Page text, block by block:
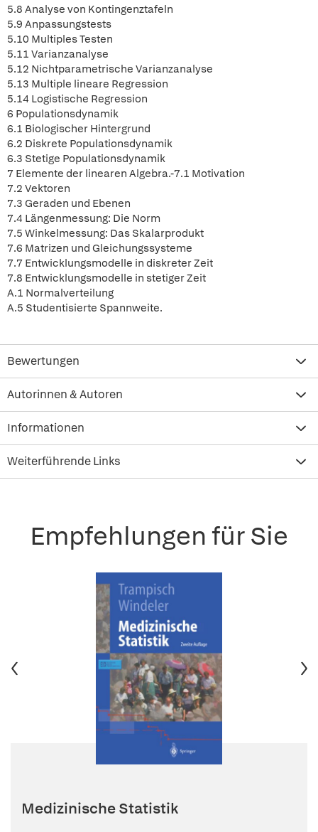
5.8 Analyse von Kontingenztafeln
5.9 Anpassungstests
5.10 Multiples Testen
5.11 Varianzanalyse
5.12 Nichtparametrische Varianzanalyse
5.13 Multiple lineare Regression
5.14 Logistische Regression
6 Populationsdynamik
6.1 Biologischer Hintergrund
6.2 Diskrete Populationsdynamik
6.3 Stetige Populationsdynamik
7 Elemente der linearen Algebra.-7.1 Motivation
7.2 Vektoren
7.3 Geraden und Ebenen
7.4 Längenmessung: Die Norm
7.5 Winkelmessung: Das Skalarprodukt
7.6 Matrizen und Gleichungssysteme
7.7 Entwicklungsmodelle in diskreter Zeit
7.8 Entwicklungsmodelle in stetiger Zeit
A.1 Normalverteilung
A.5 Studentisierte Spannweite.
Bewertungen
Autorinnen & Autoren
Informationen
Weiterführende Links
Empfehlungen für Sie
Medizinische Statistik